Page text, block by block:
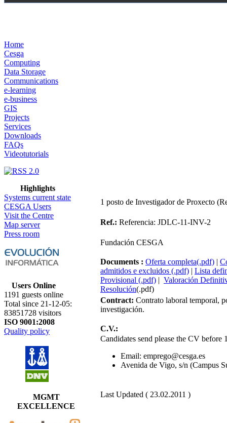
Home
Cesga
Computing
Data Storage
Communications
e-learning
e-business
GIS
Projects
Services
Downloads
FAQs
Videotutorials
Highlights
Systems current state
CESGA Users
Visit the Centre
Map server
Press room
Users Online
1191 guests online
Total since 21-12-05:
83851728 visitors
ISO 9001:2008
Quality policy
MGMT
EXCELLENCE
1 posto de Investigador de Proxecto
Ref.: Referencia: JDLC-11-INV-2
Fundación CESGA
Documents : Oferta completa(.pdf) |
admitidos e excluidos (.pdf) | Lista
Provisional (.pdf) | Valoración
Resolución(.pdf)
Contract: Contrato laboral temporal,
investigación.
C.V.:
Candidates send please the CV before
Email: emprego@cesga.es
Avenida de Vigo, s/n (Campus
Last Updated ( 23.02.2011 )